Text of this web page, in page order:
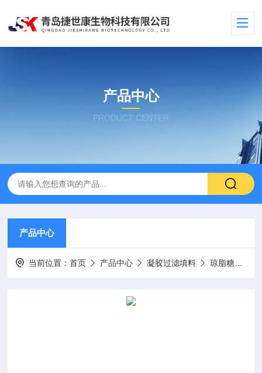
产品中心
PRODUCT CENTER
产品中心
当前位置：首页 产品中心 凝胶过滤填料 琼脂糖凝胶系列